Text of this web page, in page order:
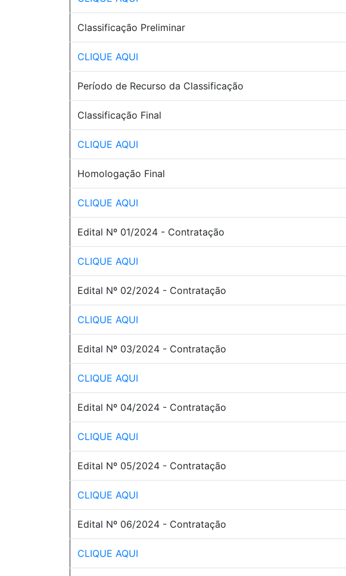
Classificação Preliminar
CLIQUE AQUI
Período de Recurso da Classificação
Classificação Final
CLIQUE AQUI
Homologação Final
CLIQUE AQUI
Edital Nº 01/2024 - Contratação
CLIQUE AQUI
Edital Nº 02/2024 - Contratação
CLIQUE AQUI
Edital Nº 03/2024 - Contratação
CLIQUE AQUI
Edital Nº 04/2024 - Contratação
CLIQUE AQUI
Edital Nº 05/2024 - Contratação
CLIQUE AQUI
Edital Nº 06/2024 - Contratação
CLIQUE AQUI